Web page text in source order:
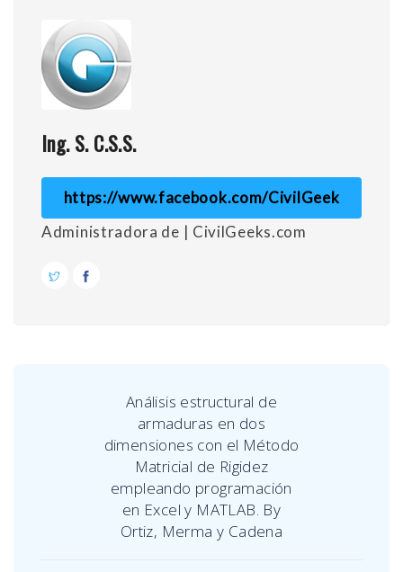
Ing. S. C.S.S.
https://www.facebook.com/CivilGeek
Administradora de | CivilGeeks.com
Análisis estructural de
armaduras en dos
dimensiones con el Método
Matricial de Rigidez
empleando programación
en Excel y MATLAB. By
Ortiz, Merma y Cadena